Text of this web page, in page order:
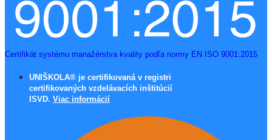
Certifikát systému manažérstva kvality podľa normy EN ISO 9001:2015
UNIŠKOLA® je certifikovaná v registri
certifikovaných vzdelávacích inštitúcií
ISVD. Viac informácií